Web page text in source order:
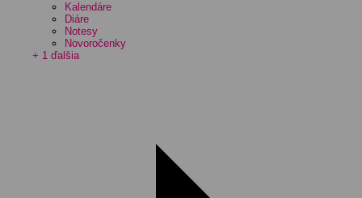
Kalendáre
Diáre
Notesy
Novoročenky
+ 1 ďalšia